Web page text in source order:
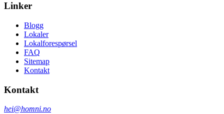
Linker
Blogg
Lokaler
Lokalforespørsel
FAQ
Sitemap
Kontakt
Kontakt
hei@homni.no